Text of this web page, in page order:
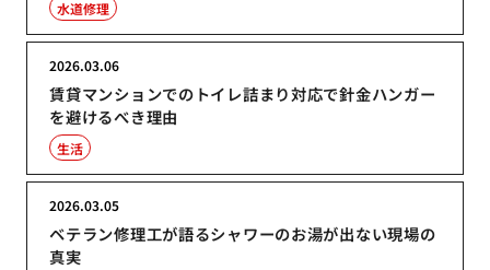
水道修理
賃貸マンションでのトイレ詰まり対応で針金ハンガー
を避けるべき理由
2026.03.06
生活
ベテラン修理工が語るシャワーのお湯が出ない現場の
真実
2026.03.05